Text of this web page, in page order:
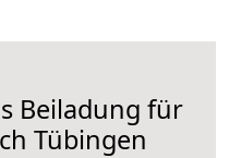
Beiladung für
Tübingen